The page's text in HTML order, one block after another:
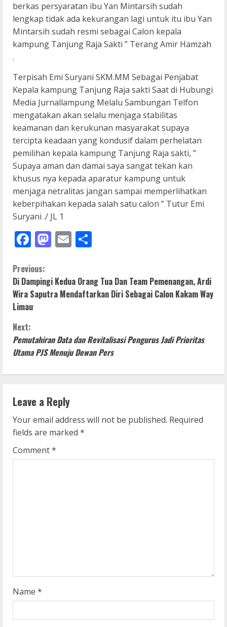
berkas persyaratan ibu Yan Mintarsih sudah
lengkap tidak ada kekurangan lagi untuk itu ibu Yan
Mintarsih sudah resmi sebagai Calon kepala
kampung Tanjung Raja Sakti ” Terang Amir Hamzah
.
Terpisah Emi Suryani SKM.MM Sebagai Penjabat
Kepala kampung Tanjung Raja sakti Saat di Hubungi
Media Jurnallampung Melalu Sambungan Telfon
mengatakan akan selalu menjaga stabilitas
keamanan dan kerukunan masyarakat supaya
tercipta keadaan yang kondusif dalam perhelatan
pemilihan kepala kampung Tanjung Raja sakti, ”
Supaya aman dan damai saya sangat tekan kan
khusus nya kepada aparatur kampung untuk
menjaga netralitas jangan sampai memperlihatkan
keberpihakan kepada salah satu calon ” Tutur Emi
Suryani ./ JL 1
Facebook
Mastodon
Email
C
o
n
t
i
n
u
e
R
e
g
Previous:
Di Dampingi Kedua Orang Tua Dan Team Pemenangan, Ardi
Wira Saputra Mendaftarkan Diri Sebagai Calon Kakam Way
Limau
Next:
Pemutahiran Data dan Revitalisasi Pengurus Jadi Prioritas
Utama PJS Menuju Dewan Pers
Leave a Reply
Your email address will not be published. Required
fields are marked *
Comment*
Name *